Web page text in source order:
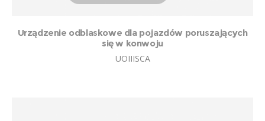
Urządzenie odblaskowe dla pojazdów poruszających
się w konwoju
UOIIISCA